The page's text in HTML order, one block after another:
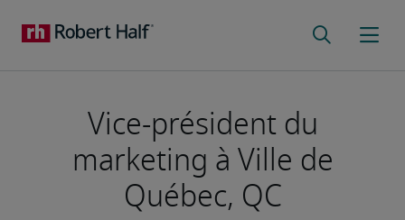
Vice-président du
marketing à Ville de
Québec, QC